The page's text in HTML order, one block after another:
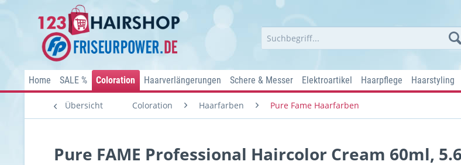
Home SALE % Coloration Haarverlängerungen Schere & Messer Elektroartikel Haarpflege Haarstyling
Übersicht Coloration Haarfarben Pure Fame Haarfarben
Pure FAME Professional Haircolor Cream 60ml,